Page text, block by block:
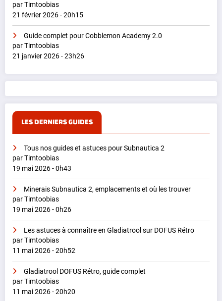
par Timtoobias
21 février 2026 - 20h15
Guide complet pour Cobblemon Academy 2.0
par Timtoobias
21 janvier 2026 - 23h26
LES DERNIERS GUIDES
Tous nos guides et astuces pour Subnautica 2
par Timtoobias
19 mai 2026 - 0h43
Minerais Subnautica 2, emplacements et où les trouver
par Timtoobias
19 mai 2026 - 0h26
Les astuces à connaître en Gladiatrool sur DOFUS Rétro
par Timtoobias
11 mai 2026 - 20h52
Gladiatrool DOFUS Rétro, guide complet
par Timtoobias
11 mai 2026 - 20h20